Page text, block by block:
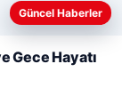
çerezler
Güncel Haberler
Gece Hayatı